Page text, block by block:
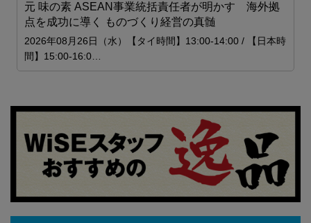
元 味の素 ASEAN事業統括責任者が明かす 海外拠
点を成功に導く ものづくり経営の真髄
2026年08月26日（水）【タイ時間】13:00-14:00 / 【日本時
間】15:00-16:0…